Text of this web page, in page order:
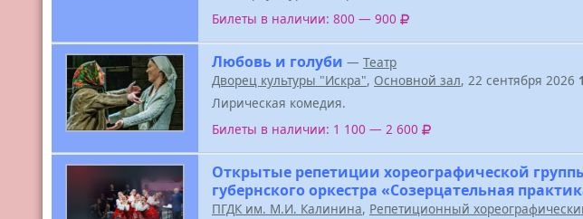
Билеты в наличии: 800 — 900
Любовь и голуби — Театр
Дворец культуры "Искра", Основной зал, 22 сентября 2026
Лирическая комедия.
Билеты в наличии: 1 100 — 2 600
Открытые репетиции хореографической
губернского оркестра «Созерцательная
ПГДК им. М.И. Калинина, Репетиционный